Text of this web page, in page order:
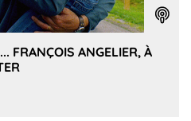
FRANÇOIS ANGELIER, À